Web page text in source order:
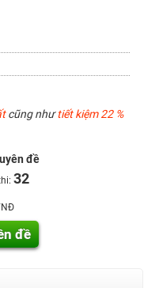
cũng nhưtiết kiệm 22 %
đề
32
đề